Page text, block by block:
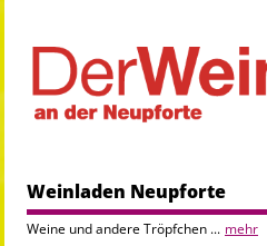
Weinladen Neupforte
Weine und andere Tröpfchen ... mehr